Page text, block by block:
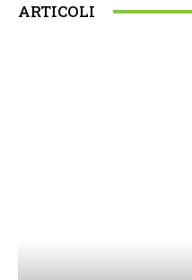
ARTICOLI